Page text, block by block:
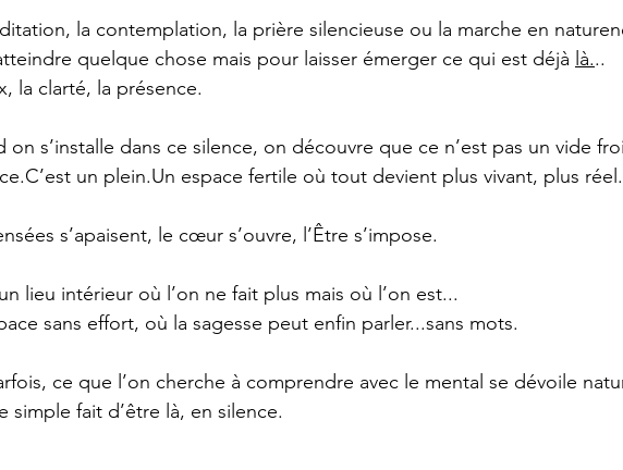
la contemplation, la prière silencieuse ou la marche en
quelque chose mais pour laisser émerger ce qui est déjà là...
la clarté, la présence.
on s’installe dans ce silence, on découvre que ce n’est pas un vide
un plein.Un espace fertile où tout devient plus vivant, plus réel.
s’apaisent, le cœur s’ouvre, l’Être s’impose.
lieu intérieur où l’on ne fait plus mais où l’on est...
sans effort, où la sagesse peut enfin parler...sans mots.
ce que l’on cherche à comprendre avec le mental se dévoile
simple fait d’être là, en silence.